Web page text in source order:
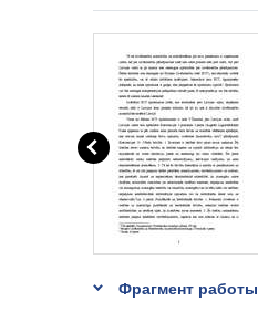
Фрагмент работы